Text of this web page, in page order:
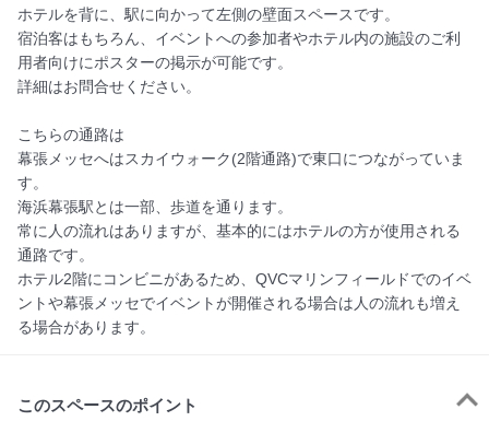
ホテルを背に、駅に向かって左側の壁面スペースです。
宿泊客はもちろん、イベントへの参加者やホテル内の施設のご利
用者向けにポスターの掲示が可能です。
詳細はお問合せください。
こちらの通路は
幕張メッセへはスカイウォーク(2階通路)で東口につながっていま
す。
海浜幕張駅とは一部、歩道を通ります。
常に人の流れはありますが、基本的にはホテルの方が使用される
通路です。
ホテル2階にコンビニがあるため、QVCマリンフィールドでのイベ
ントや幕張メッセでイベントが開催される場合は人の流れも増え
る場合があります。
このスペースのポイント